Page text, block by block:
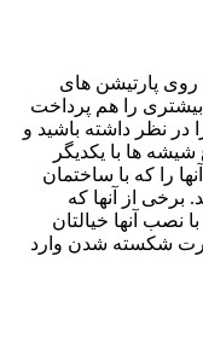
روی پارتیشن های
را هم پرداخت
در نظر داشته باشید و
ها با یکدیگر
را که با ساختمان
برخی از آنها که
نصب آنها خیالتان
شکسته شدن وارد